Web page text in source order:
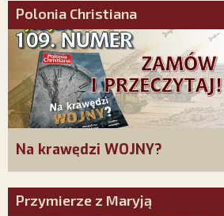
Polonia Christiana
Na krawędzi WOJNY?
Przymierze z Maryją